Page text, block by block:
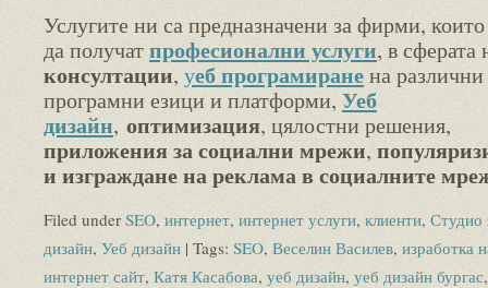
Услугите ни са предназначени за фирми,
да получатпрофесионални услуги, в сферата
консултации, уеб програмиранена различни
програмни езици и платформи, Уеб
дизайн, оптимизация, цялостни решения,
приложения за социални мрежи,
и изграждане на реклама в социалните
Filed under SEO, интернет, интернет услуги, клиенти, Студио
дизайн, Уеб дизайн | Tags: SEO, Веселин Василев, изработка
интернет сайт, Катя Касабова, уеб дизайн, уеб дизайн бургас